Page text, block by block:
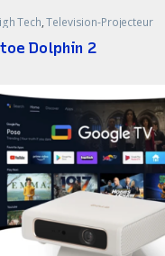
Tech,Television-Projecteur
Dolphin 2